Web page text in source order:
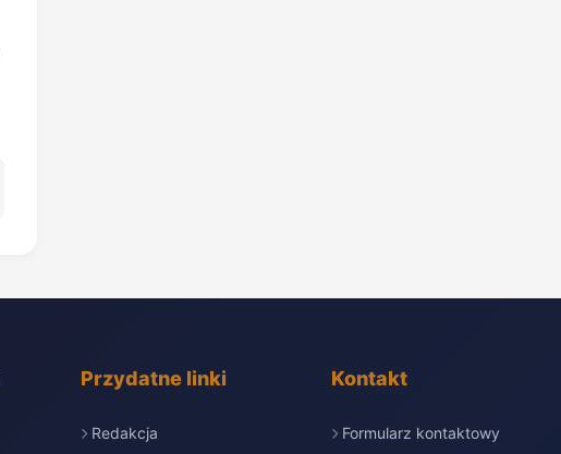
Przydatne linki
Redakcja
Kontakt
Formularz kontaktowy